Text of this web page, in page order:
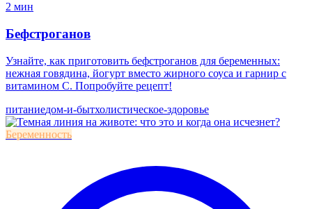
2 мин
Бефстроганов
Узнайте, как приготовить бефстроганов для беременных:
нежная говядина, йогурт вместо жирного соуса и гарнир с
витамином C. Попробуйте рецепт!
питаниедом-и-бытхолистическое-здоровье
Беременность